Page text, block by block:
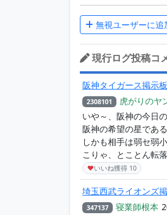
無視ユーザーに追
現行ログ投稿コ
阪神タイガース掲示板
2308101 虎がりのヤ
いや～、阪神の今日
阪神の希望の星であ
しかも相手は弱セ弱
こりゃ、とことん転
♥いいね獲得 10
埼玉西武ライオンズ
347137 寝業師根本